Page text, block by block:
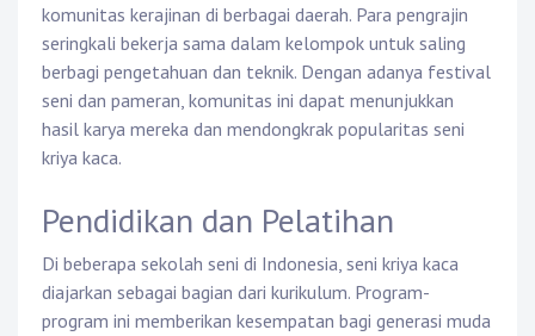
komunitas kerajinan di berbagai daerah. Para pengrajin
seringkali bekerja sama dalam kelompok untuk saling
berbagi pengetahuan dan teknik. Dengan adanya festival
seni dan pameran, komunitas ini dapat menunjukkan
hasil karya mereka dan mendongkrak popularitas seni
kriya kaca.
Pendidikan dan Pelatihan
Di beberapa sekolah seni di Indonesia, seni kriya kaca
diajarkan sebagai bagian dari kurikulum. Program-
program ini memberikan kesempatan bagi generasi muda